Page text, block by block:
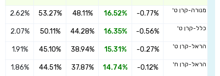
מנורה-קרן ט' -0.77%
16.52%
48.11%
53.27%
2.62%
כלל-קרן ט' -0.56%
16.35%
44.28%
50.11%
2.07%
הראל-קרן ט' -0.27%
15.31%
38.94%
45.10%
1.91%
הראל-קרן ח' -0.12%
14.74%
37.87%
44.51%
1.86%